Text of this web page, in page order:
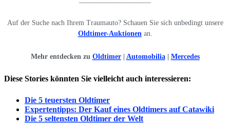
Auf der Suche nach Ihrem Traumauto? Schauen Sie sich unbedingt unsere
Oldtimer-Auktionenan.
Mehr entdecken zu Oldtimer| Automobilia| Mercedes
Diese Stories könnten Sie vielleicht auch interessieren:
Die 5 teuersten Oldtimer
Expertentipps: Der Kauf eines Oldtimers auf Catawiki
Die 5 seltensten Oldtimer der Welt